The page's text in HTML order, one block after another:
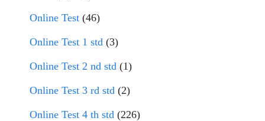
Online Test (46)
Online Test 1 std (3)
Online Test 2 nd std (1)
Online Test 3 rd std (2)
Online Test 4 th std (226)